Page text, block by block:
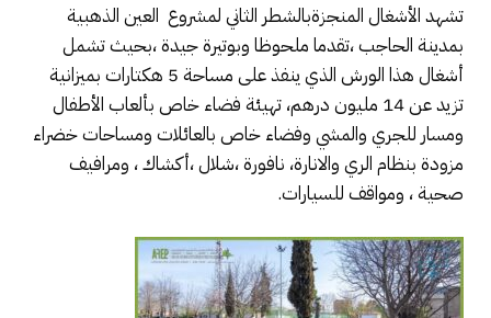
تشهد الأشغال المنجزةبالشطر الثاني لمشروع العين الذهبية
بمدينة الحاجب ،تقدما ملحوظا وبوتيرة جيدة ،بحيث تشمل
أشغال هذا الورش الذي ينفذ على مساحة 5 هكتارات بميزانية
تزيد عن 14 مليون درهم، تهيئة فضاء خاص بألعاب الأطفال
ومسار للجري والمشي وفضاء خاص بالعائلات ومساحات خضراء
مزودة بنظام الري والانارة، نافورة ،شلال ،أكشاك ، ومرافيف
صحية ، ومواقف للسيارات.